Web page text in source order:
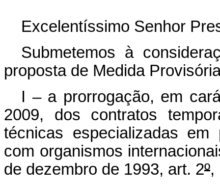
Excelentíssimo Senhor
Submetemos à
proposta de Medida
I – a prorrogação, em
2009, dos contratos
técnicas especializadas
com organismos
de dezembro de 1993, art. 2º,